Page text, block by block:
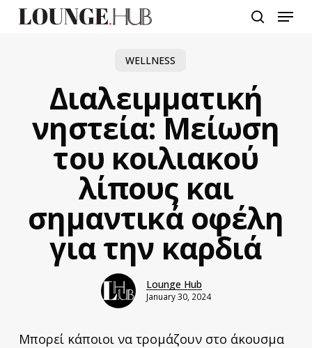
Menu
WELLNESS
Διαλειμματική
νηστεία: Mείωση
του κοιλιακού
λίπους και
σημαντικά οφέλη
για την καρδιά
Lounge Hub
January 30, 2024
Μπορεί κάποιοι να τρομάζουν στο άκουσμα